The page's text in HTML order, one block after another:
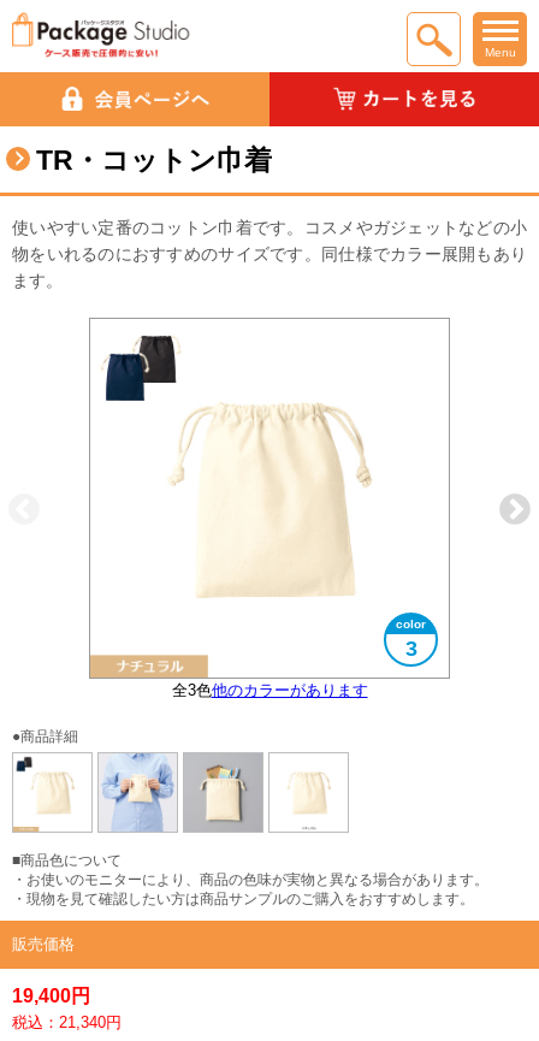
Menu
TR・コットン巾着
使いやすい定番のコットン巾着です。コスメやガジェットなどの小
物をいれるのにおすすめのサイズです。同仕様でカラー展開もあり
ます。
全3色他のカラーがあります
3
大きさイメージ
使用イメージ
●商品詳細
■商品色について
・お使いのモニターにより、商品の色味が実物と異なる場合があります。
・現物を見て確認したい方は商品サンプルのご購入をおすすめします。
販売価格
19,400円
税込：21,340円